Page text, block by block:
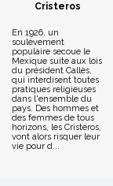
Cristeros
En 1926, un
soulèvement
populaire secoue le
Mexique suite aux lois
du président Callès,
qui interdisent toutes
pratiques religieuses
dans l'ensemble du
pays. Des hommes et
des femmes de tous
horizons, les Cristeros,
vont alors risquer leur
vie pour d...